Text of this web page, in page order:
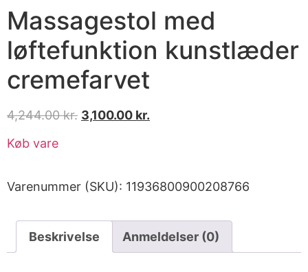
Massagestol med
løftefunktion kunstlæder
cremefarvet
4,244.00kr. 3,100.00 kr.
Køb vare
Varenummer (SKU): 11936800900208766
Beskrivelse Anmeldelser (0)